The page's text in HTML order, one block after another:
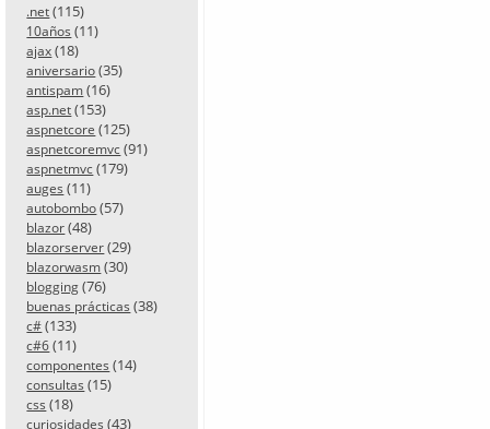
.net (115)
10años (11)
ajax (18)
aniversario (35)
antispam (16)
asp.net (153)
aspnetcore (125)
aspnetcoremvc (91)
aspnetmvc (179)
auges (11)
autobombo (57)
blazor (48)
blazorserver (29)
blazorwasm (30)
blogging (76)
buenas prácticas (38)
c# (133)
c#6 (11)
componentes (14)
consultas (15)
css (18)
curiosidades (43)